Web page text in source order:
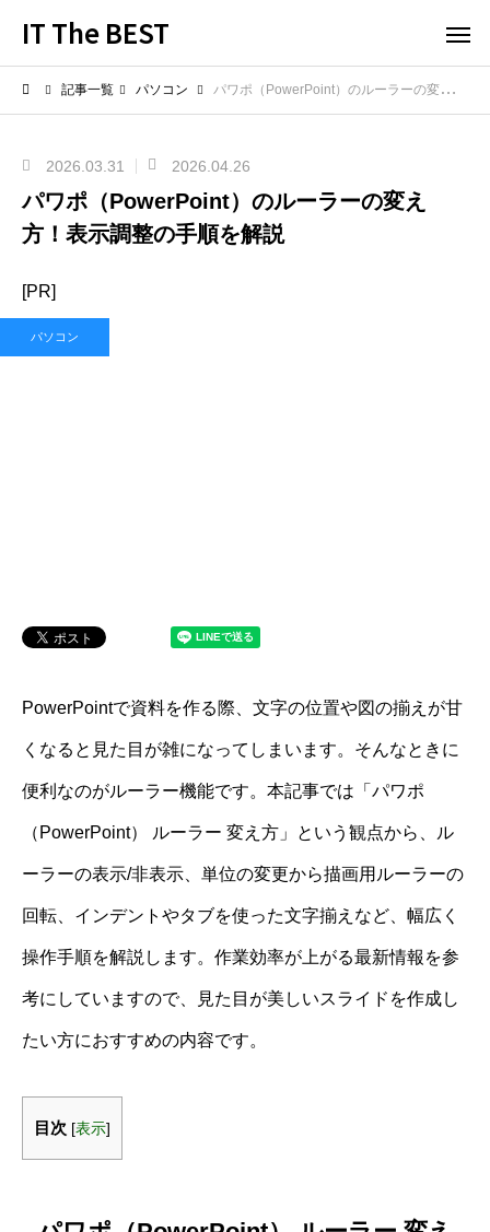
IT The BEST
記事一覧 パソコン パワポ（PowerPoint）のルーラーの変え方！表示調整の手順を解説
2026.03.31 2026.04.26
パワポ（PowerPoint）のルーラーの変え
方！表示調整の手順を解説
[PR]
パソコン
PowerPointで資料を作る際、文字の位置や図の揃えが甘
くなると見た目が雑になってしまいます。そんなときに
便利なのがルーラー機能です。本記事では「パワポ
（PowerPoint） ルーラー 変え方」という観点から、ル
ーラーの表示/非表示、単位の変更から描画用ルーラーの
回転、インデントやタブを使った文字揃えなど、幅広く
操作手順を解説します。作業効率が上がる最新情報を参
考にしていますので、見た目が美しいスライドを作成し
たい方におすすめの内容です。
目次 [表示]